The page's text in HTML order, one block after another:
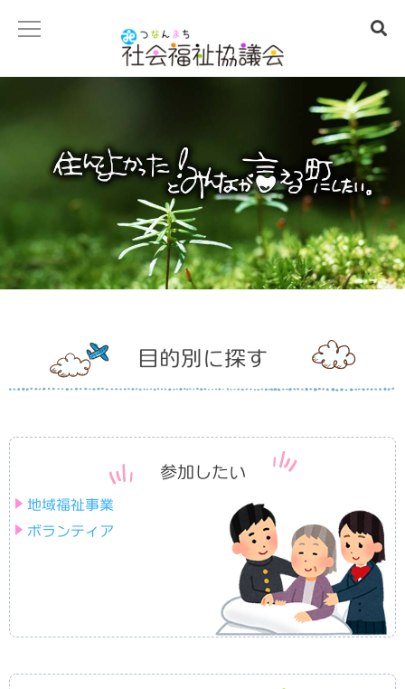
地域福祉事業
老人給食サービス事業
一人暮らし高齢者集合昼食会
おせち料理サービス
冬期福祉アパートの運営
冬期除雪費等の支払い
新一年生お祝い事業
赤ちゃん誕生お祝い券支給事業
いきいきサロン事業
目的別に探す
参加したい
地域福祉事業
ボランティア